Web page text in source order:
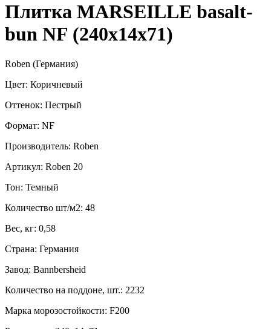
Плитка MARSEILLE basalt-
bun NF (240x14x71)
Roben (Германия)
Цвет: Коричневый
Оттенок: Пестрый
Формат: NF
Производитель: Roben
Артикул: Roben 20
Тон: Темный
Количество шт/м2: 48
Вес, кг: 0,58
Страна: Германия
Завод: Bannbersheid
Количество на поддоне, шт.: 2232
Марка морозостойкости: F200